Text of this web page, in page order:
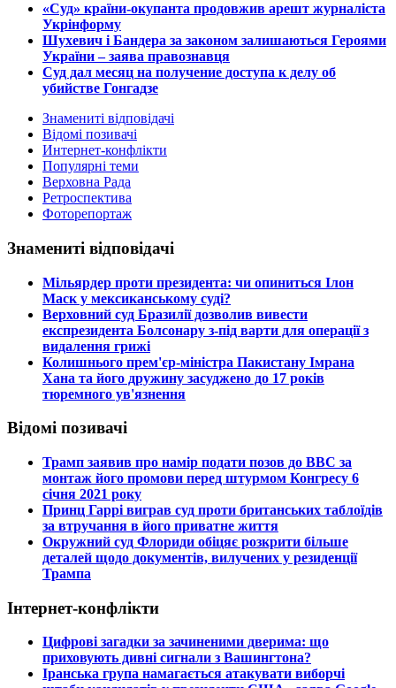
​«Суд» країни-окупанта продовжив арешт журналіста
Укрінформу
Шухевич і Бандера за законом залишаються Героями
України – заява правознавця
Суд дал месяц на получение доступа к делу об
убийстве Гонгадзе
Знамениті відповідачі
Відомі позивачі
Интернет-конфлікти
Популярні теми
Верховна Рада
Ретроспектива
Фоторепортаж
Знамениті відповідачі
​Мільярдер проти президента: чи опиниться Ілон
Маск у мексиканському суді?
​Верховний суд Бразилії дозволив вивести
експрезидента Болсонару з-під варти для операції з
видалення грижі
​Колишнього прем'єр-міністра Пакистану Імрана
Хана та його дружину засуджено до 17 років
тюремного ув'язнення
Відомі позивачі
​Трамп заявив про намір подати позов до ВВС за
монтаж його промови перед штурмом Конгресу 6
січня 2021 року
​Принц Гаррі виграв суд проти британських таблоїдів
за втручання в його приватне життя
​Окружний суд Флориди обіцяє розкрити більше
деталей щодо документів, вилучених у резиденції
Трампа
Інтернет-конфлікти
​Цифрові загадки за зачиненими дверима: що
приховують дивні сигнали з Вашингтона?
​Іранська група намагається атакувати виборчі